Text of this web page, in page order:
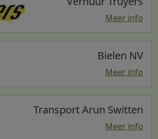
Meer info
Bielen NV
Meer info
Transport Arun Switten
Meer info